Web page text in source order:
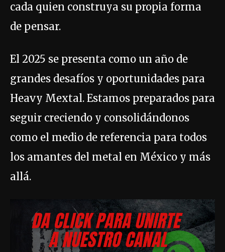
cada quien construya su propia forma
de pensar.
El 2025 se presenta como un año de
grandes desafíos y oportunidades para
Heavy Mextal. Estamos preparados para
seguir creciendo y consolidándonos
como el medio de referencia para todos
los amantes del metal en México y más
allá.